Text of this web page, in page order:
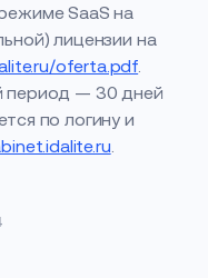
SaaS на
лицензии на
oferta.pdf
период — 30 дней
по логину и